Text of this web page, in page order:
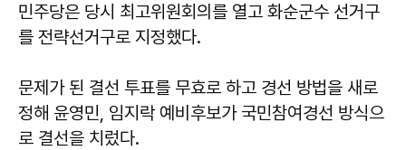
민주당은 당시 최고위원회의를 열고 화순군수 선거구
를 전략선거구로 지정했다.
문제가 된 결선 투표를 무효로 하고 경선 방법을 새로
정해 윤영민, 임지락예비후보가 국민참여경선 방식으
로 결선을 치렀다.